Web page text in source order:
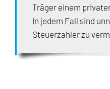
Träger einem
In jedem Fall sind
Steuerzahler zu